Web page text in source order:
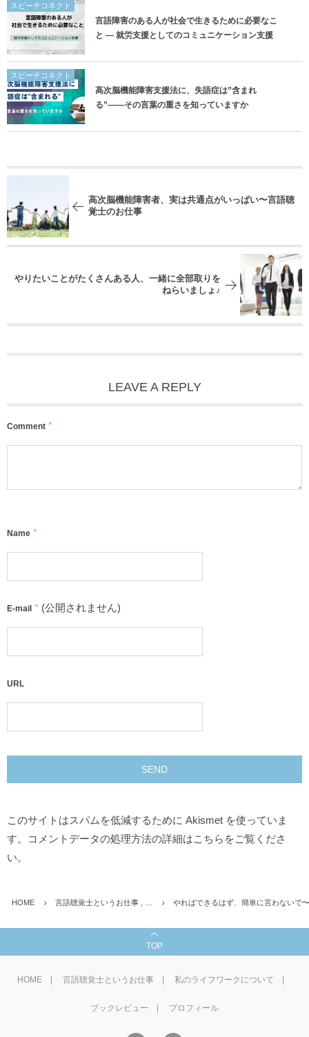
スピーチコネクト
言語障害のある人が社会で生きるために必要なこ
と ― 就労支援としてのコミュニケーション支援
スピーチコネクト
高次脳機能障害支援法に、失語症は”含まれ
る”——その言葉の重さを知っていますか
高次脳機能障害者、実は共通点がいっぱい〜言語聴
覚士のお仕事
やりたいことがたくさんある人、一緒に全部取りを
ねらいましょ♪
LEAVE A REPLY
Comment *
Name *
E-mail * (公開されません)
URL
このサイトはスパムを低減するために Akismet を使っていま
す。
コメントデータの処理方法の詳細はこちらをご覧くださ
い。
HOME 言語聴覚士というお仕事 , … やればできるはず、簡単に言わないで
TOP
HOME 言語聴覚士というお仕事 私のライフワークについて
ブックレビュー プロフィール